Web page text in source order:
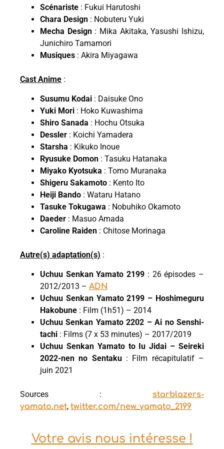
Scénariste : Fukui Harutoshi
Chara Design : Nobuteru Yuki
Mecha Design: Mika Akitaka, Yasushi Ishizu,
Junichiro Tamamori
Musiques : Akira Miyagawa
Cast Anime :
Susumu Kodai : Daisuke Ono
Yuki Mori : Hoko Kuwashima
Shiro Sanada : Hochu Otsuka
Dessler : Koichi Yamadera
Starsha : Kikuko Inoue
Ryusuke Domon : Tasuku Hatanaka
Miyako Kyotsuka : Tomo Muranaka
Shigeru Sakamoto : Kento Ito
Heiji Bando : Wataru Hatano
Tasuke Tokugawa : Nobuhiko Okamoto
Daeder : Masuo Amada
Caroline Raiden : Chitose Morinaga
Autre(s) adaptation(s) :
Uchuu Senkan Yamato 2199 : 26 épisodes –
2012/2013 – ADN
Uchuu Senkan Yamato 2199 – Hoshimeguru
Hakobune : Film (1h51) – 2014
Uchuu Senkan Yamato 2202 – Ai no Senshi-
tachi : Films (7 x 53 minutes) – 2017/2019
Uchuu Senkan Yamato to Iu Jidai – Seireki
2022-nen no Sentaku: Film récapitulatif –
juin 2021
Sources : starblazers-
yamato.net, twitter.com/new_yamato_2199
Votre avis nous intéresse !